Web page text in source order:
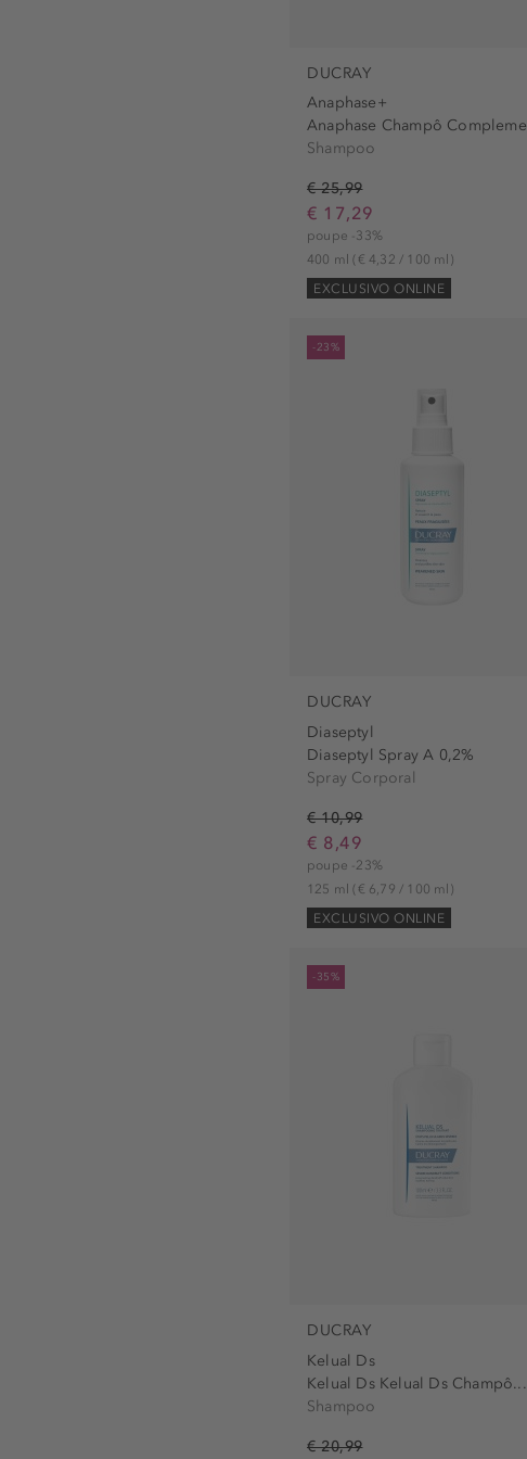
Produtos para Acne (1)
Produtos para Pele Sensível (1)
Spray Corporal (1)
Sérum para Cabelo (1)
Tónico Capilar (1)
nutritivo (2)
protege (1)
refulador (1)
suave para a pele (1)
tonificar (1)
DUCRAY
Anaphase+
Shampoo
€ 25,99
€ 17,29
poupe -33%
400 ml(€ 4,32 / 100 ml)
EXCLUSIVO ONLINE
-23%
DUCRAY
Diaseptyl
Diaseptyl Spray A 0,2%
Spray Corporal
€ 10,99
€ 8,49
poupe -23%
125 ml(€ 6,79 / 100 ml)
EXCLUSIVO ONLINE
-35%
DUCRAY
Kelual Ds
Kelual Ds Kelual Ds Champô...
Shampoo
€ 20,99